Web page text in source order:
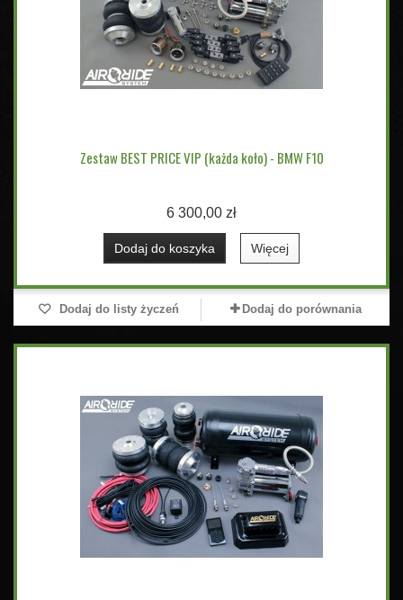
Zestaw BEST PRICE VIP (każda koło) - BMW F10
6 300,00 zł
Dodaj do koszyka Więcej
Dodaj do listy życzeń Dodaj do porównania